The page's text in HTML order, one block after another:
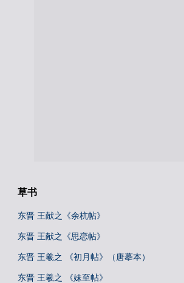
草书
东晋 王献之《余杭帖》
东晋 王献之《思恋帖》
东晋 王羲之 《初月帖》（唐摹本）
东晋 王羲之 《妹至帖》